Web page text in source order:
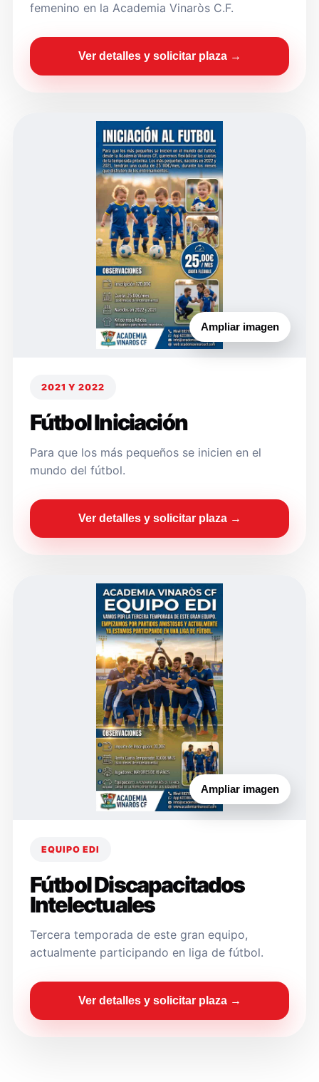
femenino en la Academia Vinaròs C.F.
Ver detalles y solicitar plaza →
Ampliar imagen
2021 Y 2022
Fútbol Iniciación
Para que los más pequeños se inicien en el
mundo del fútbol.
Ver detalles y solicitar plaza →
Ampliar imagen
EQUIPO EDI
Fútbol Discapacitados
Intelectuales
Tercera temporada de este gran equipo,
actualmente participando en liga de fútbol.
Ver detalles y solicitar plaza →